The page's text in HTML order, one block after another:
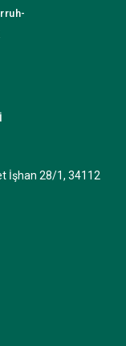
İşhan 28/1, 34112